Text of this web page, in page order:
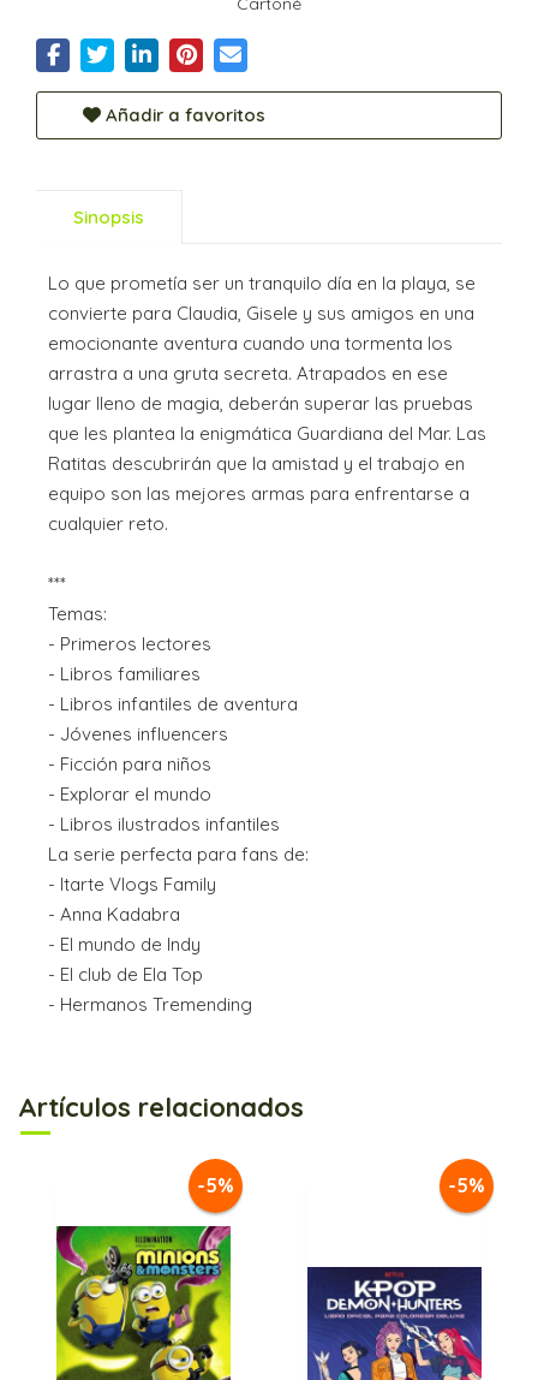
Añadir a favoritos
Sinopsis
Lo que prometía ser un tranquilo día en la playa, se
convierte para Claudia, Gisele y sus amigos en una
emocionante aventura cuando una tormenta los
arrastra a una gruta secreta. Atrapados en ese
lugar lleno de magia, deberán superar las pruebas
que les plantea la enigmática Guardiana del Mar. Las
Ratitas descubrirán que la amistad y el trabajo en
equipo son las mejores armas para enfrentarse a
cualquier reto.
***
Temas:
- Primeros lectores
- Libros familiares
- Libros infantiles de aventura
- Jóvenes influencers
- Ficción para niños
- Explorar el mundo
- Libros ilustrados infantiles
La serie perfecta para fans de:
- Itarte Vlogs Family
- Anna Kadabra
- El mundo de Indy
- El club de Ela Top
- Hermanos Tremending
Artículos relacionados
-5% -5%